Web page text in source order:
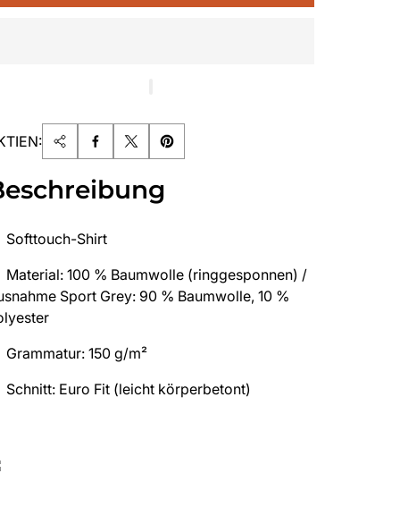
Softtouch-Shirt
Material: 100 % Baumwolle (ringgesponnen) /
Sport Grey: 90 % Baumwolle, 10 %
Grammatur: 150 g/m²
Schnitt: Euro Fit (leicht körperbetont)